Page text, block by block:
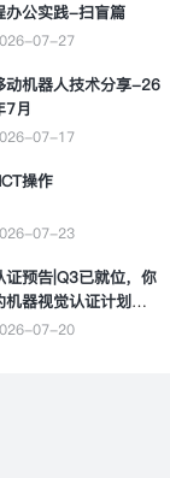
办公实践-扫盲篇
07-27
动机器人技术分享-26
7月
07-17
操作
07-23
证预告|Q3已就位，你
机器视觉认证计划该
上日程了
07-20